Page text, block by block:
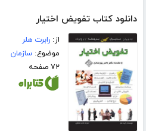
دانلود کتاب تفویض اختیار
از:رابرت هلر
موضوع:سازمان
۷۲ صفحه